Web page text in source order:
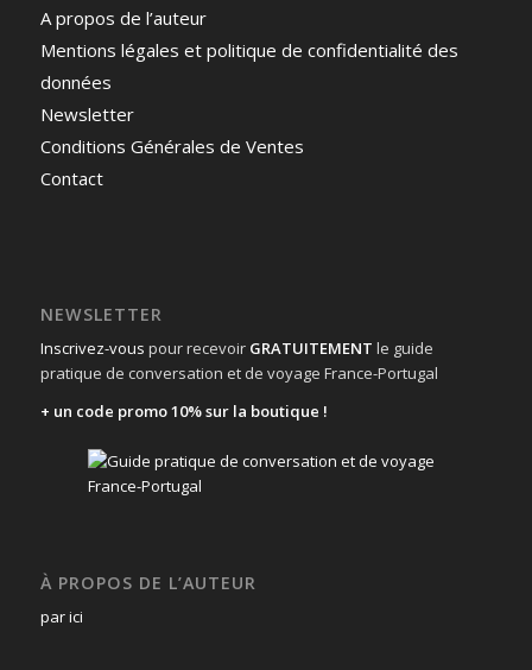
A propos de l’auteur
Mentions légales et politique de confidentialité des
données
Newsletter
Conditions Générales de Ventes
Contact
NEWSLETTER
Inscrivez-vous pour recevoir GRATUITEMENT le guide
pratique de conversation et de voyage France-Portugal
+ un code promo 10% sur la boutique !
À PROPOS DE L’AUTEUR
par ici